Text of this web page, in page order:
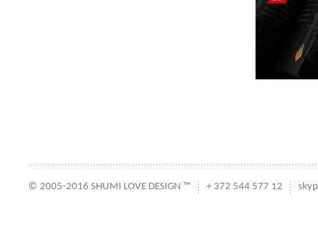
© 2005-2016 SHUMI LOVE DESIGN ™ + 372 544 577 12